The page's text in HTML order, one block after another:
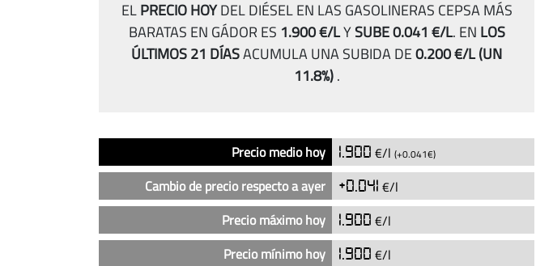
ELPRECIO HOYDEL DIÉSEL EN LAS GASOLINERAS CEPSA MÁS
BARATAS EN GÁDOR ES 1.900 €/LYSUBE 0.041 €/L. EN LOS
ÚLTIMOS 21 DÍASACUMULA UNA SUBIDA DE0.200 €/L(UN
11.8%).
Análisis
del
en
Precio medio hoy 1.900 €/l (+0.041€)
Cambio de precio respecto a ayer +0.041 €/l
Precio máximo hoy
1.900 €/l
Precio mínimo hoy
1.900 €/l